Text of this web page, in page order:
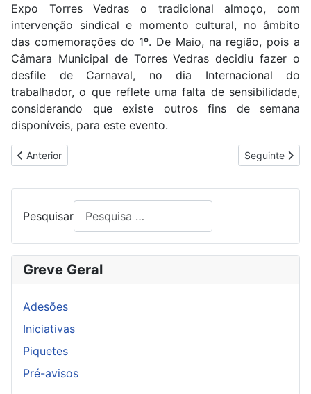
Expo Torres Vedras o tradicional almoço, com
intervenção sindical e momento cultural, no âmbito
das comemorações do 1º. De Maio, na região, pois a
Câmara Municipal de Torres Vedras decidiu fazer o
desfile de Carnaval, no dia Internacional do
trabalhador, o que reflete uma falta de sensibilidade,
considerando que existe outros fins de semana
disponíveis, para este evento.
Artigo anterior: 43º. CORRIDA INTERNACIONAL DO 1º. DE MAIO
Anterior Artigo
Seguinte
Pesquisar
Greve Geral
Adesões
Iniciativas
Piquetes
Pré-avisos